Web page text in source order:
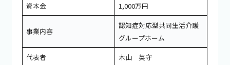
資本金
1,000万円
事業内容
認知症対応型共同生活介護
グループホーム
代表者
木山 英守